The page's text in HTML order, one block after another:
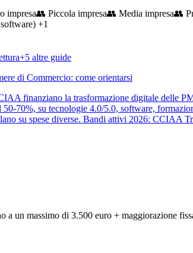
impresa👥 Piccola impresa👥 Media impresa👥
+1
+5 altre guide
di Commercio: come orientarsi
finanziano la trasformazione digitale delle
70%, su tecnologie 4.0/5.0, software,
su spese diverse. Bandi attivi 2026:
a un massimo di 3.500 euro + maggiorazione